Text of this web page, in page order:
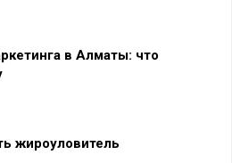
в Алматы: что
жироуловитель